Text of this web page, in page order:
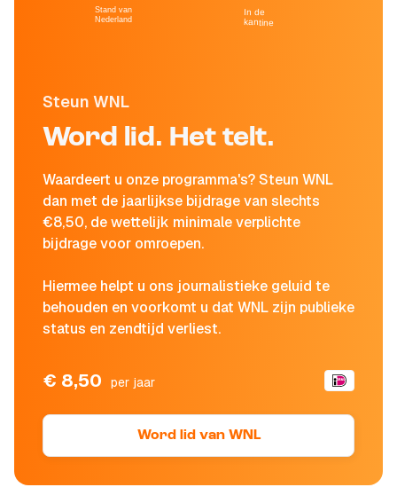
Steun WNL
Word lid. Het telt.
Waardeert u onze programma's? Steun WNL
dan met de jaarlijkse bijdrage van slechts
€8,50, de wettelijk minimale verplichte
bijdrage voor omroepen.
Hiermee helpt u ons journalistieke geluid te
behouden en voorkomt u dat WNL zijn publieke
status en zendtijd verliest.
€ 8,50 per jaar
Word lid van WNL
Stand van
Nederland
In de
kantine